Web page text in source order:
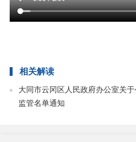
相关解读
大同市云冈区人民政府办公室关
监管名单通知